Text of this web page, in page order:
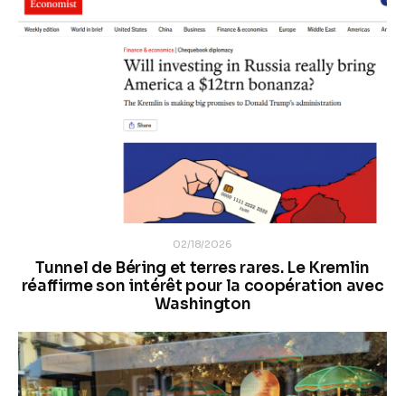
02/18/2026
Tunnel de Béring et terres rares. Le Kremlin
réaffirme son intérêt pour la coopération avec
Washington